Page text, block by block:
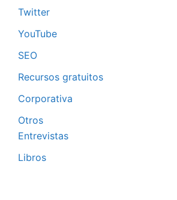
Twitter
YouTube
SEO
Recursos gratuitos
Corporativa
Otros
Entrevistas
Libros